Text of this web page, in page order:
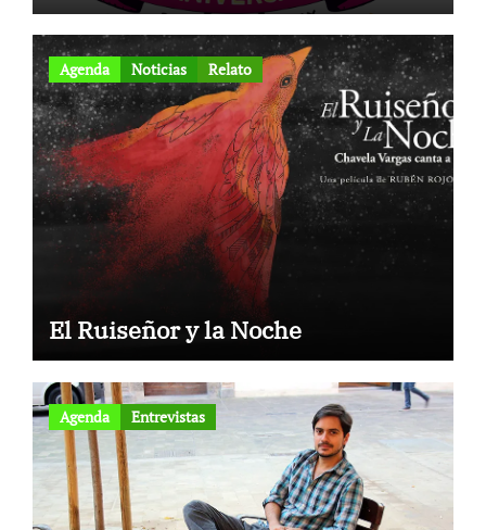
Agenda Noticias Relato
El Ruiseñor y la Noche
Agenda Entrevistas